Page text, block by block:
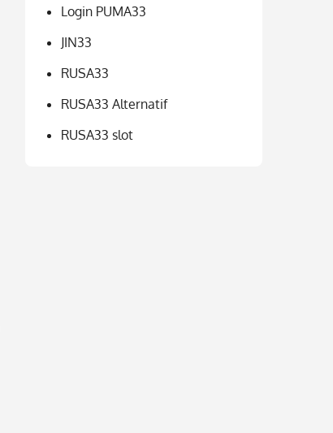
Login PUMA33
JIN33
RUSA33
RUSA33 Alternatif
RUSA33 slot